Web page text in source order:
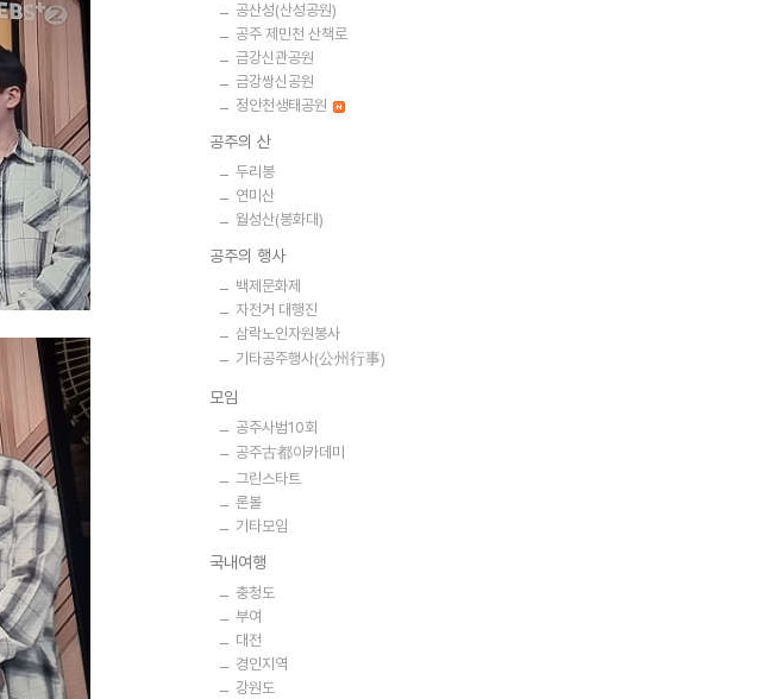
공산성(산성공원)
공주 제민천 산책로
금강신관공원
금강쌍신공원
정안천생태공원
공주의 산
두리봉
연미산
월성산(봉화대)
공주의 행사
백제문화제
자전거 대행진
삼락노인자원봉사
기타공주행사(公州行事)
모임
공주사범10회
공주古都아카데미
그린스타트
론볼
기타모임
국내여행
충청도
부여
대전
경인지역
강원도